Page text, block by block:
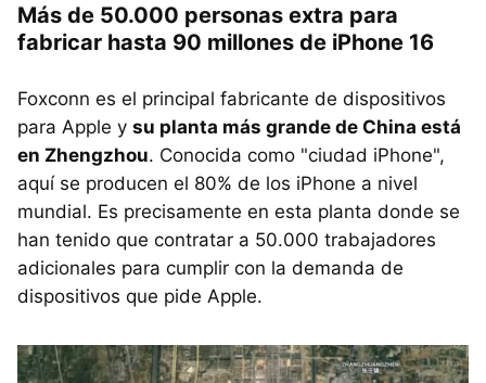
Más de 50.000 personas extra para
fabricar hasta 90 millones de iPhone 16
Foxconn es el principal fabricante de dispositivos
para Apple y su planta más grande de China está
en Zhengzhou. Conocida como "ciudad iPhone",
aquí se producen el 80% de los iPhone a nivel
mundial. Es precisamente en esta planta donde se
han tenido que contratar a 50.000 trabajadores
adicionales para cumplir con la demanda de
dispositivos que pide Apple.